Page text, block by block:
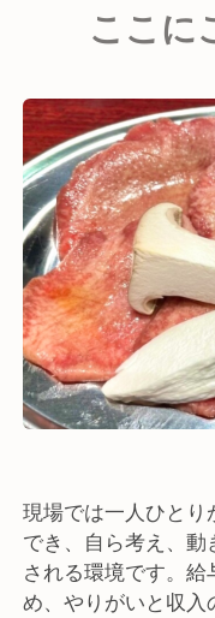
ここに
現場では一人ひと
でき、自ら考え、
される環境です。
め、やりがいと収入